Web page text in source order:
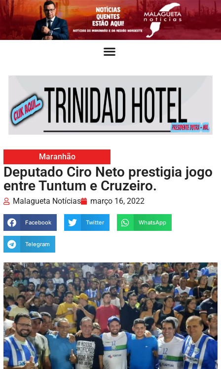
Maranhão
Deputado Ciro Neto prestigia jogo
entre Tuntum e Cruzeiro.
Malagueta Notícias março 16, 2022
Facebook Twitter WhatsApp
Telegram